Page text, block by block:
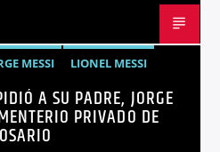
MESSI
LIONEL MESSI
A SU PADRE, JORGE
PRIVADO DE